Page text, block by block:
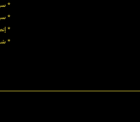
*
*
*
*